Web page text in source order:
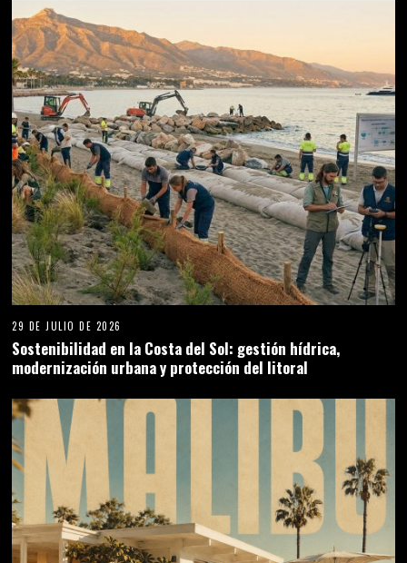
29 DE JULIO DE 2026
Sostenibilidad en la Costa del Sol: gestión hídrica,
modernización urbana y protección del litoral